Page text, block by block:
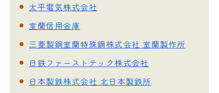
太平電気株式会社
室蘭信用金庫
三菱製鋼室蘭特殊鋼株式会社 室蘭製作所
日鉄ファーストテック株式会社
日本製鉄株式会社 北日本製鉄所